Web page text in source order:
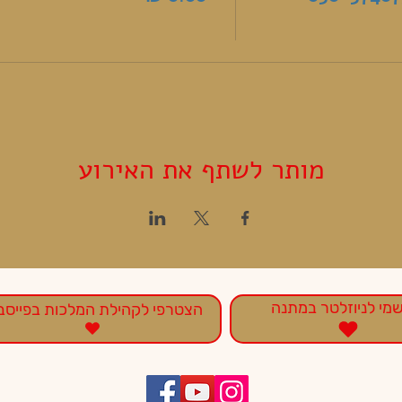
מותר לשתף את האירוע
הצטרפי לקהילת המלכות לניוזלטר במתנה